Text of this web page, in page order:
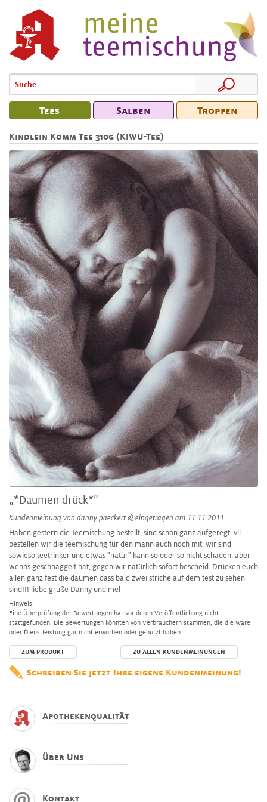
Tees Salben Tropfen
Kindlein Komm Tee 310g (KIWU-Tee)
„*Daumen drück*”
Kundenmeinung von danny paeckert & eingetragen am 11.11.2011
Haben gestern die Teemischung bestellt, sind schon ganz aufgeregt. vll
bestellen wir die teemischung für den mann auch noch mit. wir sind
sowieso teetrinker und etwas "natur" kann so oder so nicht schaden. aber
wenns geschnaggelt hat, gegen wir natürlich sofort bescheid. Drücken euch
allen ganz fest die daumen dass bald zwei striche auf dem test zu sehen
sind!!! liebe grüße Danny und mel
Hinweis:
Eine Überprüfung der Bewertungen hat vor deren Veröffentlichung nicht
stattgefunden. Die Bewertungen könnten von Verbrauchern stammen, die die Ware
oder Dienstleistung gar nicht erworben oder genutzt haben.
ZUM PRODUKT ZU ALLEN KUNDENMEINUNGEN
Schreiben Sie jetzt Ihre eigene Kundenmeinung!
Apothekenqualität
Über Uns
Kontakt